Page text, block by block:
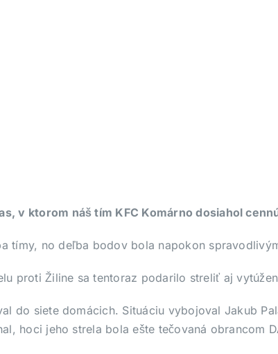
v ktorom náš tím KFC Komárno dosiahol
tímy, no deľba bodov bola napokon
proti Žiline sa tentoraz podarilo streliť aj
do siete domácich. Situáciu vybojoval Jakub
hoci jeho strela bola ešte tečovaná obrancom